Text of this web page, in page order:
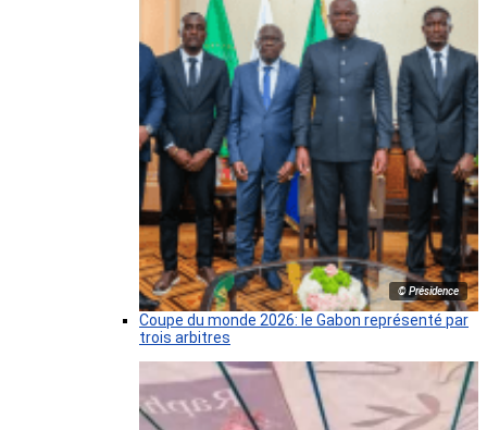
© Présidence
Coupe du monde 2026: le Gabon représenté par
trois arbitres